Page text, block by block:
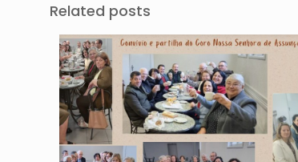
Related posts